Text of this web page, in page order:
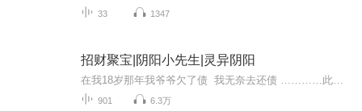
33 1347
招财聚宝|阴阳小先生|灵异阴阳
901 6.3万